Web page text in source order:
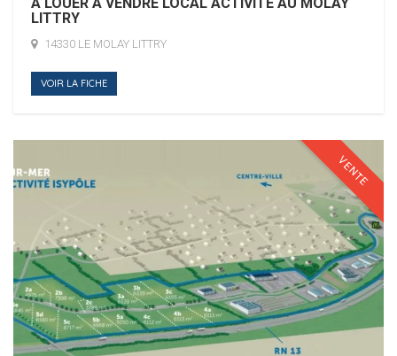
LITTRY
14330 LE MOLAY LITTRY
VOIR LA FICHE
VENTE